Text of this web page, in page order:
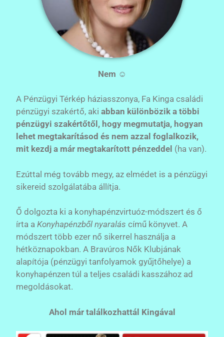
Nem ☺
A Pénzügyi Térkép háziasszonya, Fa Kinga családi
pénzügyi szakértő, akiabban különbözik a többi
pénzügyi szakértőtől, hogy megmutatja, hogyan
lehet megtakarításod és nem azzal foglalkozik,
mit kezdj a már megtakarított pénzeddel (ha van).
Ezúttal még tovább megy, az elmédet is a pénzügyi
sikereid szolgálatába állítja.
Ő dolgozta ki a konyhapénzvirtuóz-módszert és ő
írta aKonyhapénzből nyaraláscímű könyvet. A
módszert több ezer nő sikerrel használja a
hétköznapokban. A Bravúros Nők Klubjának
alapítója (pénzügyi tanfolyamok gyűjtőhelye) a
konyhapénzen túl a teljes családi kasszához ad
megoldásokat.
Ahol már találkozhattál Kingával